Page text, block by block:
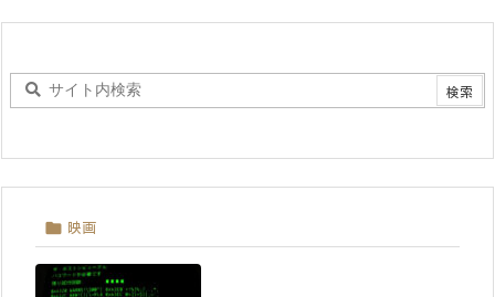
 映画